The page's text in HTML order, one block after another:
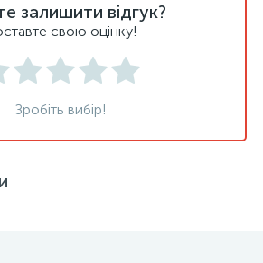
залишити відгук?
свою оцінку!
Зробіть вибір!